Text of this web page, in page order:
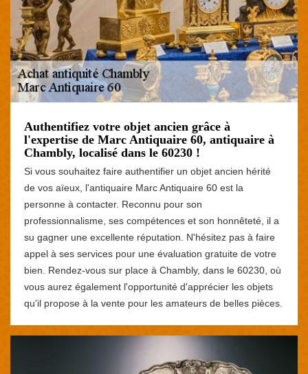
Authentifiez votre objet ancien grâce à
l'expertise de Marc Antiquaire 60, antiquaire à
Chambly, localisé dans le 60230 !
Si vous souhaitez faire authentifier un objet ancien hérité
de vos aïeux, l'antiquaire Marc Antiquaire 60 est la
personne à contacter. Reconnu pour son
professionnalisme, ses compétences et son honnêteté, il a
su gagner une excellente réputation. N'hésitez pas à faire
appel à ses services pour une évaluation gratuite de votre
bien. Rendez-vous sur place à Chambly, dans le 60230, où
vous aurez également l'opportunité d'apprécier les objets
qu'il propose à la vente pour les amateurs de belles pièces.